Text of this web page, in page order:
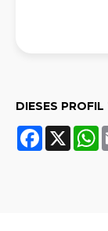
DIESES PROFIL
Facebook
X